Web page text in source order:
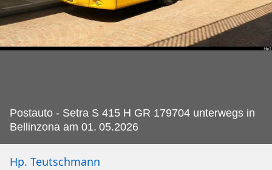
Postauto - Setra S 415 H GR 179704 unterwegs in
Bellinzona am 01. 05.2026
Hp. Teutschmann